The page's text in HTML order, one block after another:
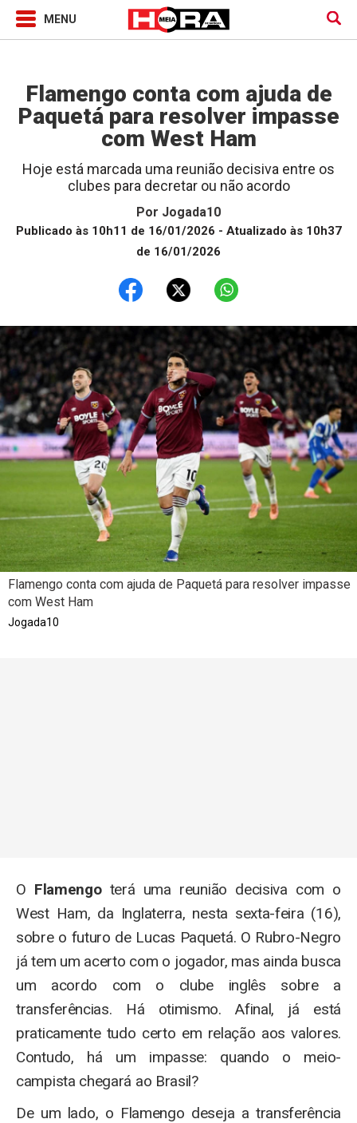
Flamengo conta com ajuda de
Paquetá para resolver impasse
com West Ham
Hoje está marcada uma reunião decisiva entre os
clubes para decretar ou não acordo
Por Jogada10
Publicado às 10h11 de 16/01/2026 - Atualizado às 10h37
de 16/01/2026
Flamengo conta com ajuda de Paquetá para resolver impasse
com West Ham
Jogada10
O Flamengoterá uma reunião decisiva com o
West Ham, da Inglaterra, nesta sexta-feira (16),
sobre o futuro de Lucas Paquetá. O Rubro-Negro
já tem um acerto com o jogador, mas ainda busca
um acordo com o clube inglês sobre a
transferências. Há otimismo. Afinal, já está
praticamente tudo certo em relação aos valores.
Contudo, há um impasse: quando o meio-
campista chegará ao Brasil?
De um lado, o Flamengo deseja a transferência